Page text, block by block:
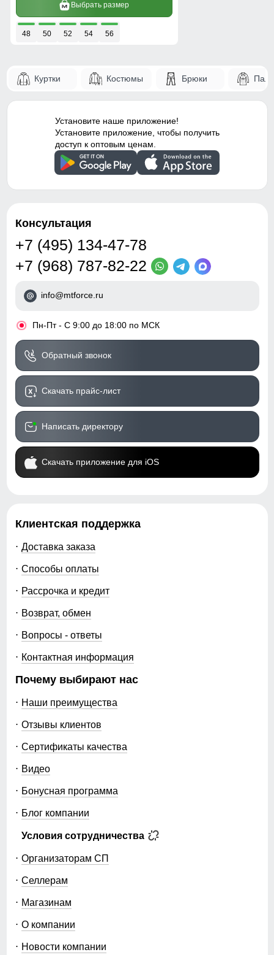
Выбрать размер
48 50 52 54 56
Куртки Костюмы Брюки
Установите наше приложение!
Установите приложение, чтобы получить
доступ к оптовым ценам.
Консультация
+7 (495) 134-47-78
+7 (968) 787-82-22
info@mtforce.ru
• Пн-Пт - С 9:00 до 18:00 по МСК
Обратный звонок
Скачать прайс-лист
Написать директору
Скачать приложение для iOS
Клиентская поддержка
Доставка заказа
Способы оплаты
Рассрочка и кредит
Возврат, обмен
Вопросы - ответы
Контактная информация
Почему выбирают нас
Наши преимущества
Отзывы клиентов
Сертификаты качества
Видео
Бонусная программа
Блог компании
Условия сотрудничества
Организаторам СП
Селлерам
Магазинам
О компании
Новости компании